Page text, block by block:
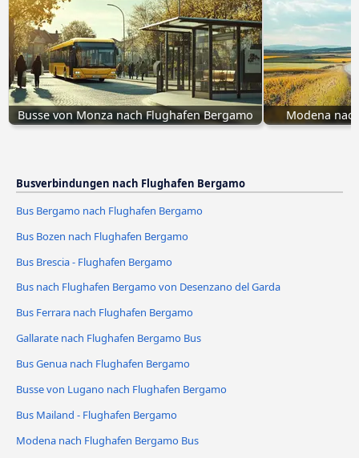
Busse von Monza nach Flughafen Bergamo Modena
Busverbindungen nach Flughafen Bergamo
Bus Bergamo nach Flughafen Bergamo
Bus Bozen nach Flughafen Bergamo
Bus Brescia - Flughafen Bergamo
Bus nach Flughafen Bergamo von Desenzano del Garda
Bus Ferrara nach Flughafen Bergamo
Gallarate nach Flughafen Bergamo Bus
Bus Genua nach Flughafen Bergamo
Busse von Lugano nach Flughafen Bergamo
Bus Mailand - Flughafen Bergamo
Modena nach Flughafen Bergamo Bus